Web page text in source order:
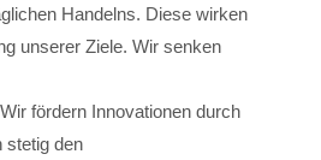
Handelns. Diese wirken
unserer Ziele. Wir senken
fördern Innovationen durch
stetig den